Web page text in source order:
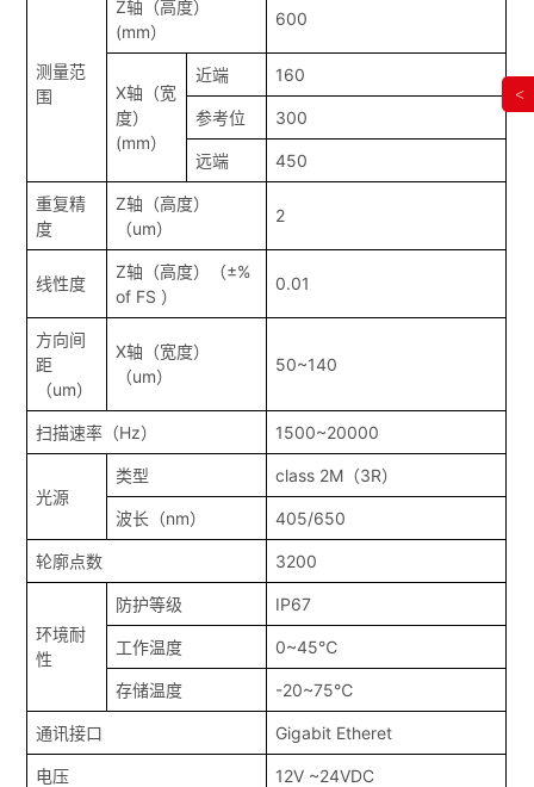
测量范
围
Z轴（高度）
(mm）
600
X轴（宽
度）
(mm）
近端 160
参考位 300
远端 450
重复精
度
Z轴（高度）
（um）
2
线性度
Z轴（高度）（±%
of FS ）
0.01
方向间
距
（um）
X轴（宽度）
（um）
50~140
扫描速率（Hz） 1500~20000
光源
类型 class 2M（3R）
波长（nm） 405/650
轮廓点数 3200
环境耐
性
防护等级 IP67
工作温度 0~45℃
存储温度 -20~75℃
通讯接口 Gigabit Etheret
电压 12V ~24VDC
<